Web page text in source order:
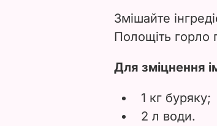
Змішайте
Полощіть горло
Для зміцнення
1 кг буряку;
2 л води.